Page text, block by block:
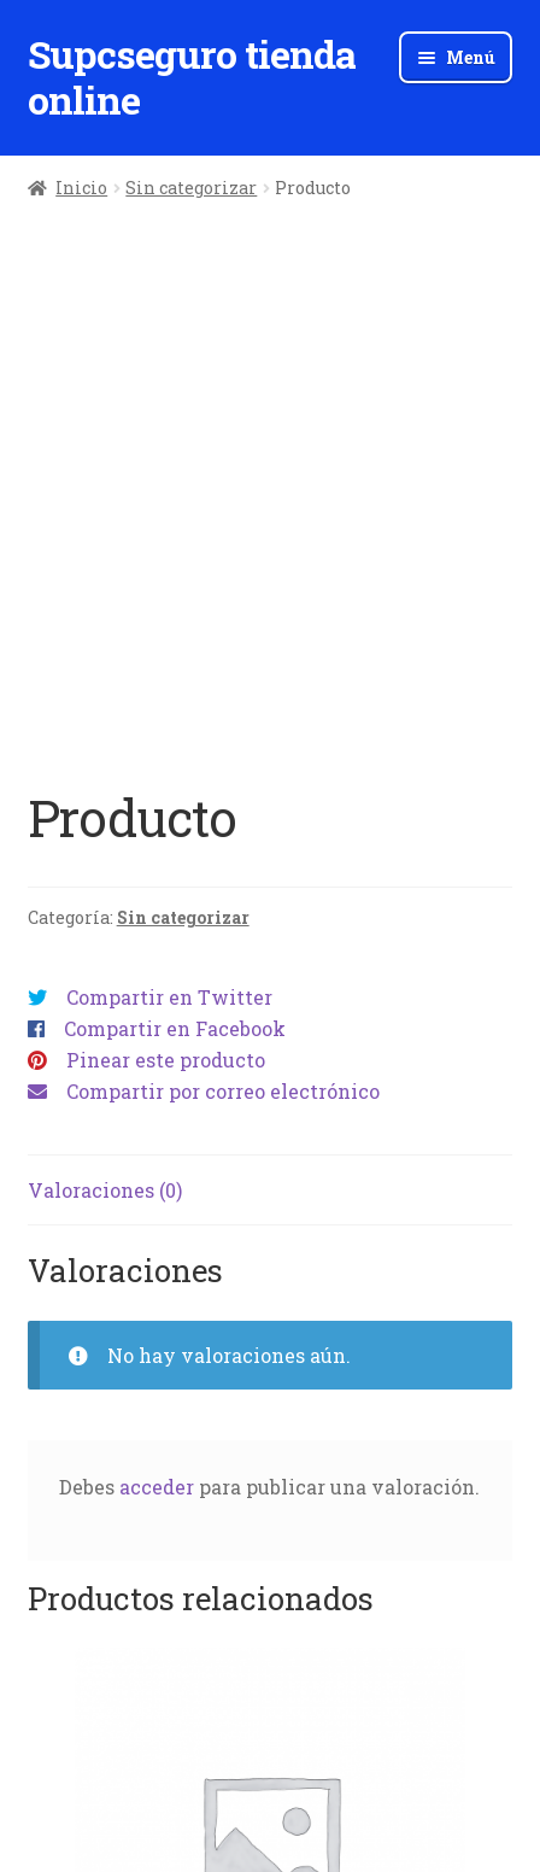
Ir
a
la
Ir
al
contenido
Supcseguro tienda
online
Menú
Inicio Sin categorizar Producto
Producto
Categoría: Sin categorizar
Compartir en Twitter
Compartir en Facebook
Pinear este producto
Compartir por correo electrónico
Valoraciones (0)
Valoraciones
No hay valoraciones aún.
Debes accederpara publicar una valoración.
Productos relacionados